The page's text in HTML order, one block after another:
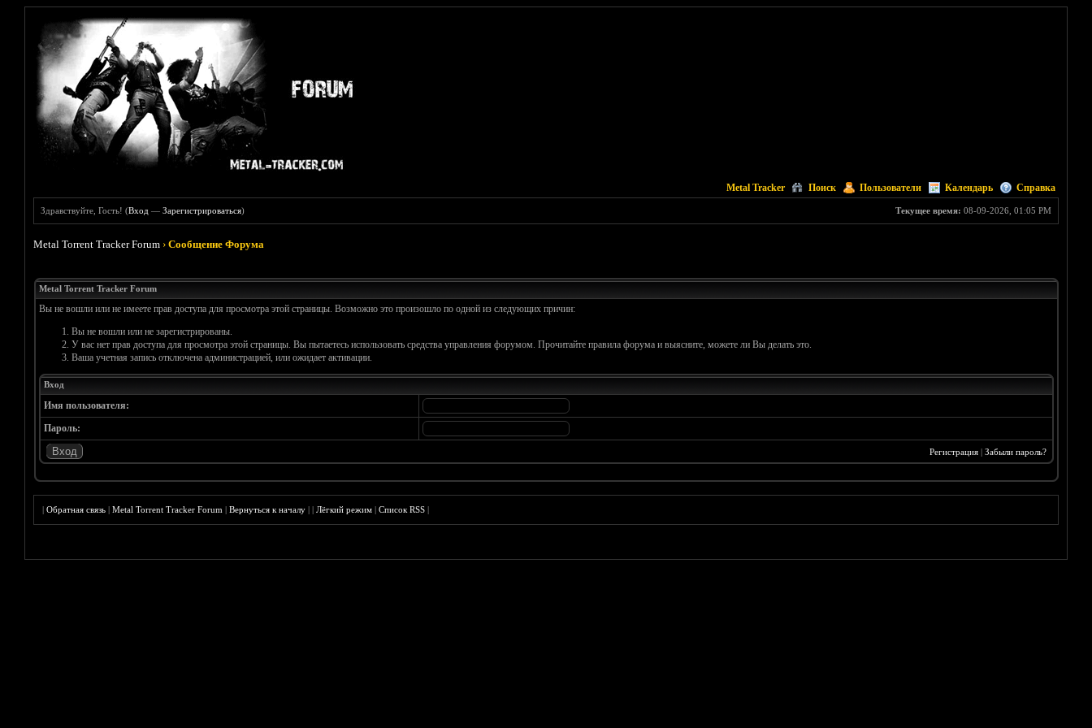
Metal Tracker Поиск Пользователи Календарь Справка
Текущее время: 08-09-2026, 01:05 PM
Здравствуйте, Гость! (Вход —Зарегистрироваться)
Metal Torrent Tracker Forum ›Сообщение Форума
Metal Torrent Tracker Forum
Вы не вошли или не имеете прав доступа для просмотра этой страницы. Возможно это произошло по одной из следующих причин:
Вы не вошли или не зарегистрированы.
У вас нет прав доступа для просмотра этой страницы. Вы пытаетесь использовать средства управления форумом. Прочитайте правила форума и выясните, можете ли Вы делать это.
Ваша учетная запись отключена администрацией, или ожидает активации.
Вход
Имя пользователя:
Пароль:
Регистрация| Забыли пароль?
|Обратная связь |Metal Torrent Tracker Forum |Вернуться к началу ||Лёгкий режим |Список RSS |